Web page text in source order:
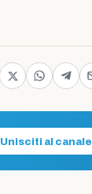
Unisciti al